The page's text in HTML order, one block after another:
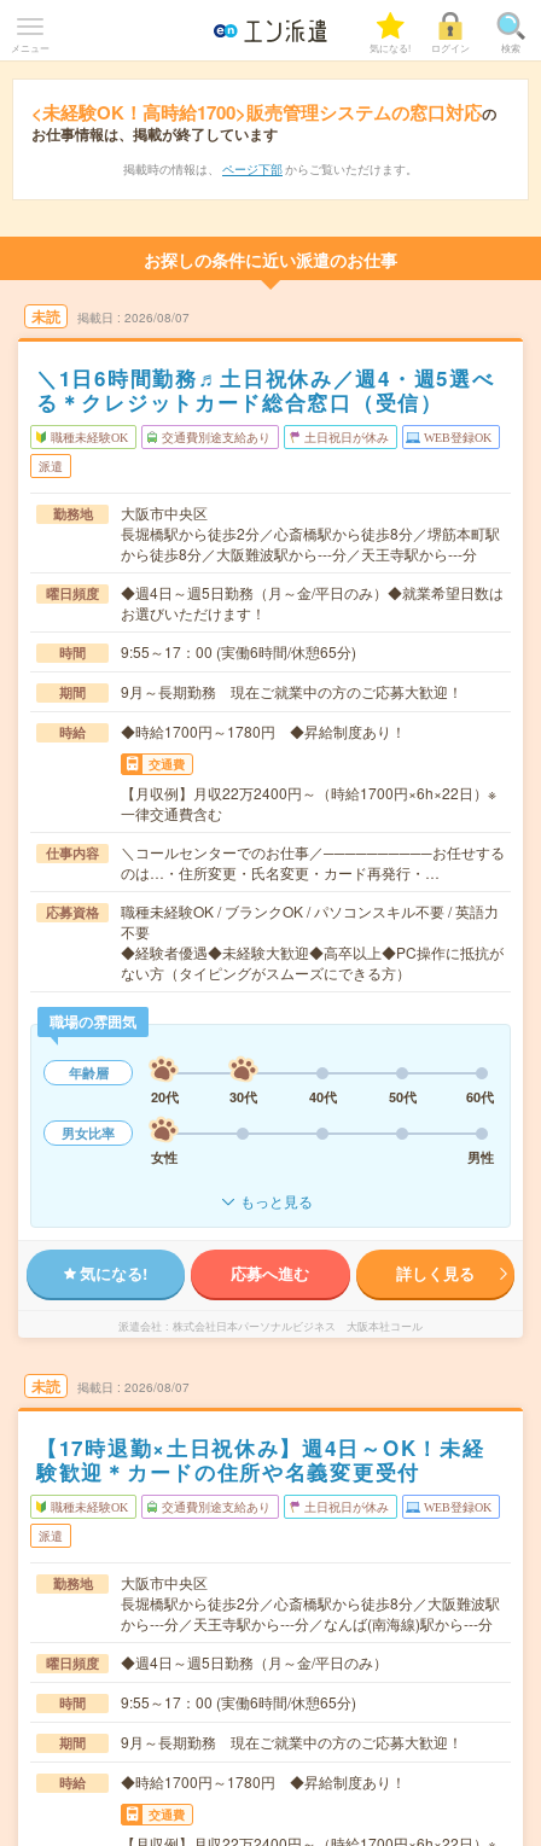
メニュー 気になる! ログイン 検索
<未経験OK！高時給1700>販売管理システムの窓口対応の
お仕事情報は、掲載が終了しています
掲載時の情報は、 ページ下部 からご覧いただけます。
お探しの条件に近い派遣のお仕事
未読 掲載日 2026/08/07
＼1日6時間勤務♬土日祝休み／週4・週5選べ
る＊クレジットカード総合窓口（受信）
職種未経験OK 交通費別途支給あり 土日祝日が休み WEB登録OK
派遣
勤務地
大阪市中央区
長堀橋駅から徒歩2分／心斎橋駅から徒歩8分／堺筋本町駅
から徒歩8分／大阪難波駅から---分／天王寺駅から---分
曜日頻度
◆週4日～週5日勤務（月～金/平日のみ）◆就業希望日数は
お選びいただけます！
時間 9:55～17：00 (実働6時間/休憩65分)
期間 9月～長期勤務 現在ご就業中の方のご応募大歓迎！
時給 ◆時給1700円～1780円 ◆昇給制度あり！
交通費
【月収例】月収22万2400円～（時給1700円×6h×22日）※
一律交通費含む
仕事内容
＼コールセンターでのお仕事／──────────お任せする
のは…・住所変更・氏名変更・カード再発行・…
応募資格
職種未経験OK / ブランクOK / パソコンスキル不要 / 英語力
不要
◆経験者優遇◆未経験大歓迎◆高卒以上◆PC操作に抵抗が
ない方（タイピングがスムーズにできる方）
職場の雰囲気
年齢層
20代
30代 40代 50代
60代
男女比率
女性
男性
もっと見る
気になる! 応募へ進む 詳しく見る
派遣会社 株式会社日本パーソナルビジネス 大阪本社コール
未読 掲載日 2026/08/07
【17時退勤×土日祝休み】週4日～OK！未経
験歓迎＊カードの住所や名義変更受付
職種未経験OK 交通費別途支給あり 土日祝日が休み WEB登録OK
派遣
勤務地
大阪市中央区
長堀橋駅から徒歩2分／心斎橋駅から徒歩8分／大阪難波駅
から---分／天王寺駅から---分／なんば(南海線)駅から---分
曜日頻度 ◆週4日～週5日勤務（月～金/平日のみ）
時間 9:55～17：00 (実働6時間/休憩65分)
期間 9月～長期勤務 現在ご就業中の方のご応募大歓迎！
時給 ◆時給1700円～1780円 ◆昇給制度あり！
交通費